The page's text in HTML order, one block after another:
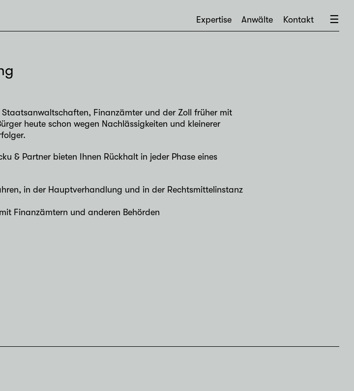
☰
Expertise Anwälte Kontakt ×
Finanzämter und der Zoll früher mit
heute schon wegen Nachlässigkeiten und kleinerer
& Partner bieten Ihnen Rückhalt in jeder Phase eines
in der Hauptverhandlung und in der Rechtsmittelinstanz
Finanzämtern und anderen Behörden